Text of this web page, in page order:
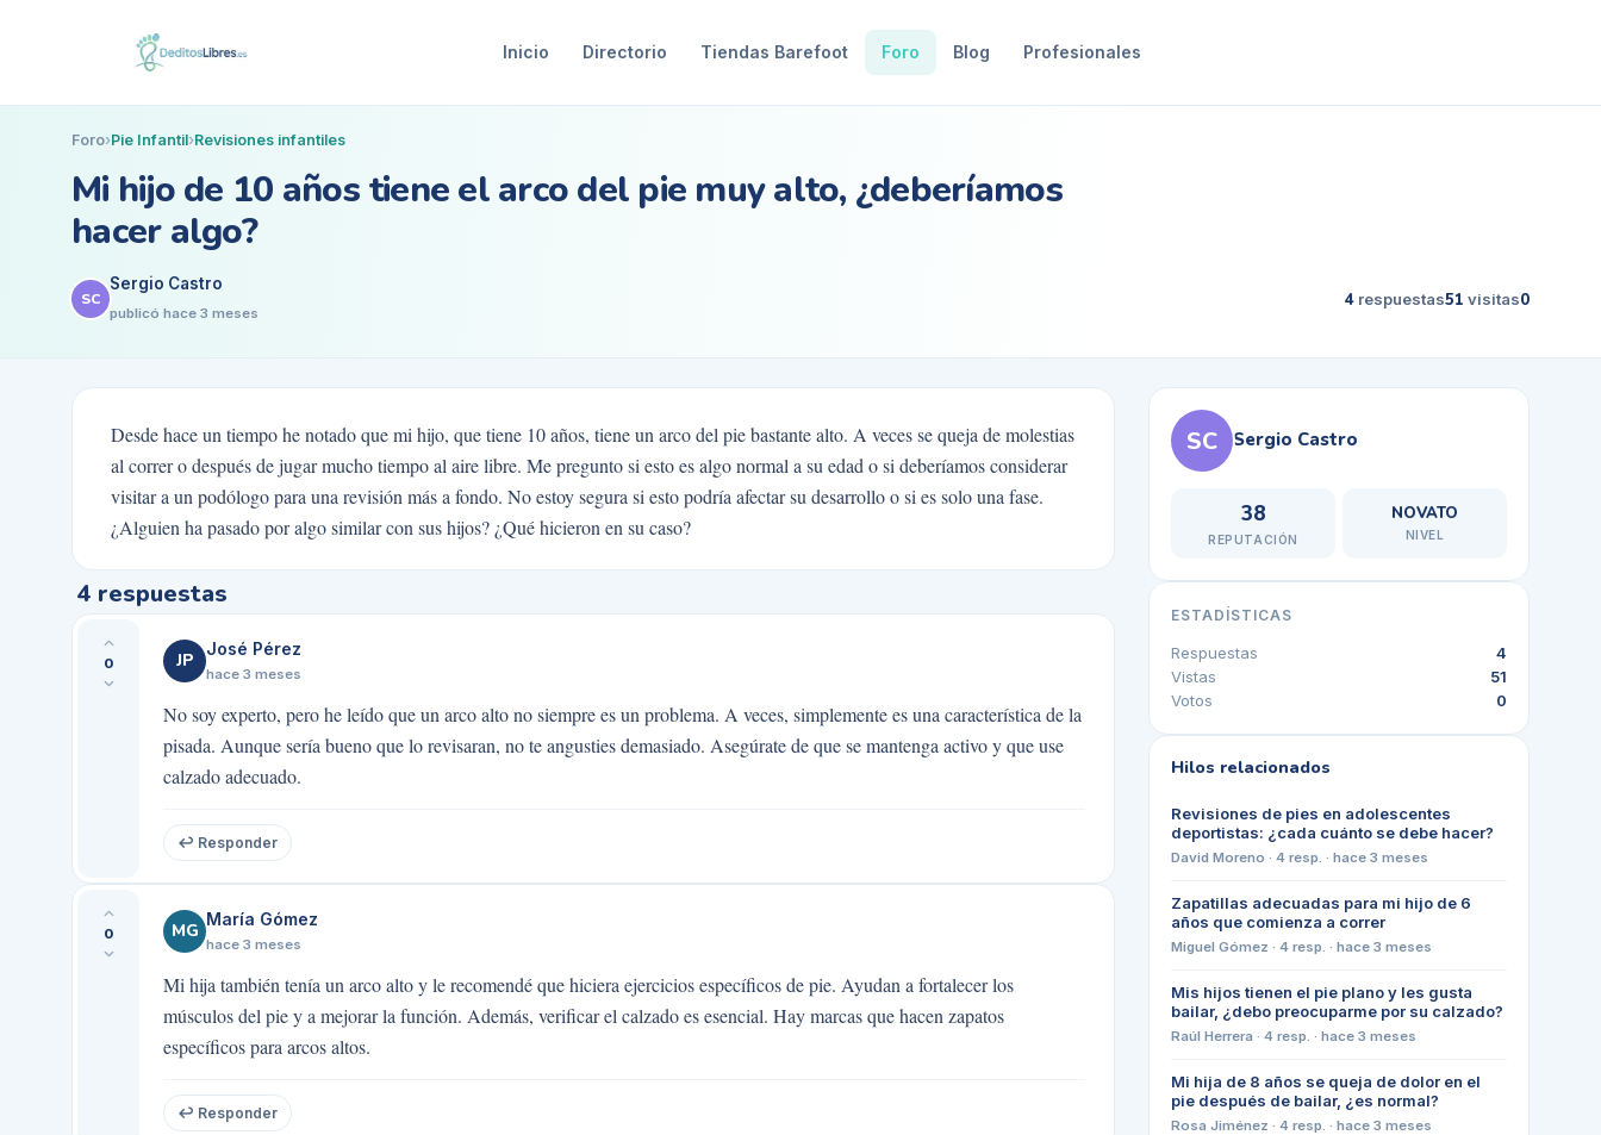
Inicio Directorio Tiendas Barefoot Foro Blog Profesionales
Foro›Pie Infantil›Revisiones infantiles
Mi hijo de 10 años tiene el arco del pie muy alto, ¿deberíamos
hacer algo?
SC
Sergio Castro
publicó hace 3 meses
4 respuestas51 visitas0
Desde hace un tiempo he notado que mi hijo, que tiene 10 años, tiene un arco del pie bastante alto. A veces se queja de molestias
al correr o después de jugar mucho tiempo al aire libre. Me pregunto si esto es algo normal a su edad o si deberíamos considerar
visitar a un podólogo para una revisión más a fondo. No estoy segura si esto podría afectar su desarrollo o si es solo una fase.
¿Alguien ha pasado por algo similar con sus hijos? ¿Qué hicieron en su caso?
4 respuestas
0 JP
José Pérez
hace 3 meses
No soy experto, pero he leído que un arco alto no siempre es un problema. A veces, simplemente es una característica de la
pisada. Aunque sería bueno que lo revisaran, no te angusties demasiado. Asegúrate de que se mantenga activo y que use
calzado adecuado.
↩ Responder
0 MG
María Gómez
hace 3 meses
Mi hija también tenía un arco alto y le recomendé que hiciera ejercicios específicos de pie. Ayudan a fortalecer los
músculos del pie y a mejorar la función. Además, verificar el calzado es esencial. Hay marcas que hacen zapatos
específicos para arcos altos.
↩ Responder
SC Sergio Castro
38
REPUTACIÓN
NOVATO
NIVEL
ESTADÍSTICAS
Respuestas
4
Vistas
51
Votos
0
Hilos relacionados
Revisiones de pies en adolescentes
deportistas: ¿cada cuánto se debe hacer?
David Moreno · 4 resp. · hace 3 meses
Zapatillas adecuadas para mi hijo de 6
años que comienza a correr
Miguel Gómez · 4 resp. · hace 3 meses
Mis hijos tienen el pie plano y les gusta
bailar, ¿debo preocuparme por su calzado?
Raúl Herrera · 4 resp. · hace 3 meses
Mi hija de 8 años se queja de dolor en el
pie después de bailar, ¿es normal?
Rosa Jiménez · 4 resp. · hace 3 meses